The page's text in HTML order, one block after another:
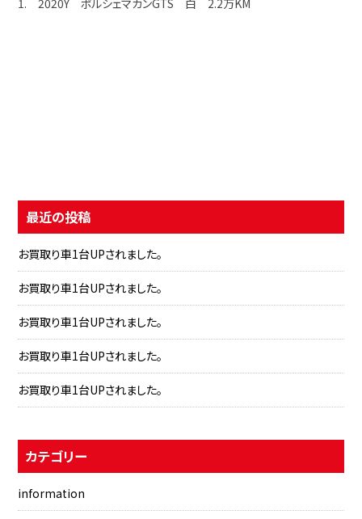
1. 2020Y ポルシェマカンGTS 白 2.2万KM
最近の投稿
お買取り車1台UPされました。
お買取り車1台UPされました。
お買取り車1台UPされました。
お買取り車1台UPされました。
お買取り車1台UPされました。
カテゴリー
information